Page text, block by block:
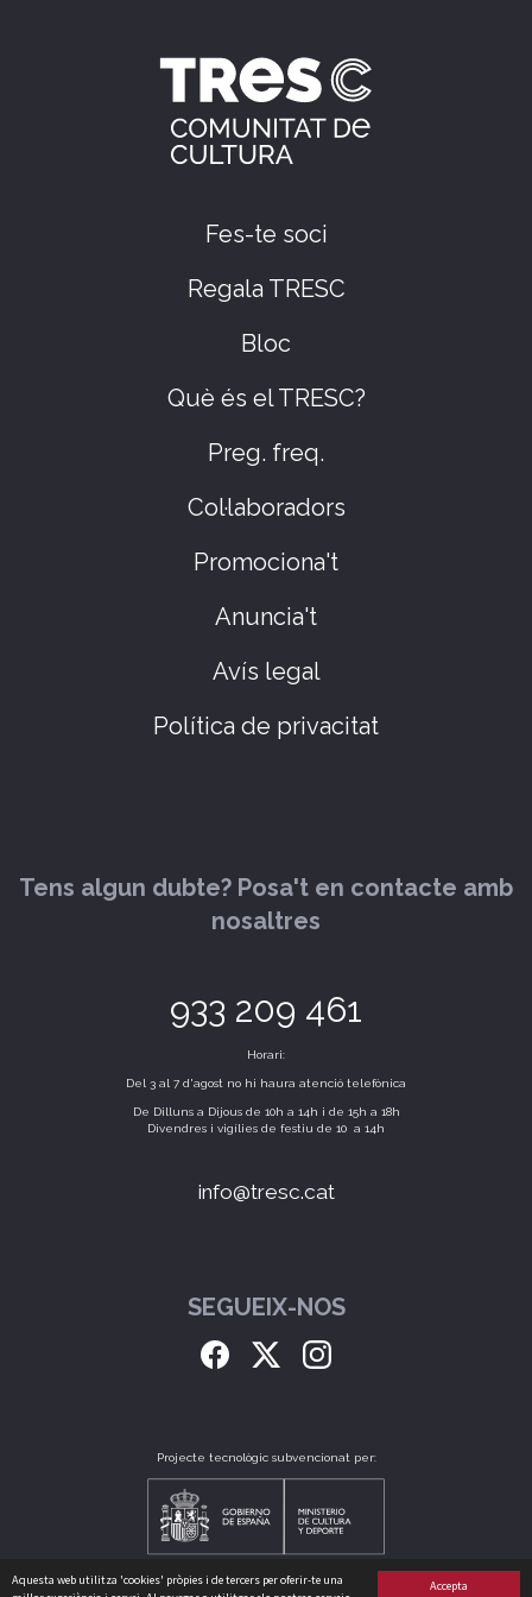
Accepta
Aquesta web utilitza 'cookies' pròpies i de tercers per oferir-te una
Fes-te soci
Regala TRESC
Bloc
Què és el TRESC?
Preg. freq.
Col·laboradors
Promociona't
Anuncia't
Avís legal
Política de privacitat
Tens algun dubte? Posa't en contacte amb
nosaltres
933 209 461
Horari:
Del 3 al 7 d'agost no hi haura atenció telefònica
De Dilluns a Dijous de 10h a 14h i de 15h a 18h
Divendres i vigílies de festiu de 10 a 14h
info@tresc.cat
SEGUEIX-NOS
Projecte tecnològic subvencionat per: